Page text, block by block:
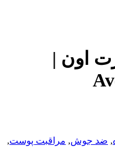
اون |
, ‌ضد جوش, مراقبت پوست,